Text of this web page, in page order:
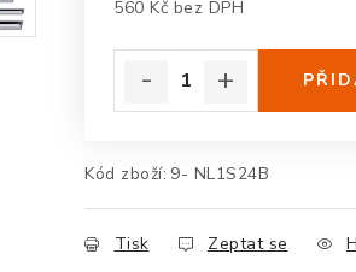
560 Kč bez DPH
Kód zboží: 9- NL1S24B
Tisk Zeptat se